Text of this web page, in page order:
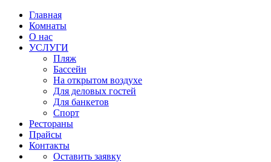
Главная
Комнаты
О нас
УСЛУГИ
Пляж
Бассейн
На открытом воздухе
Для деловых гостей
Для банкетов
Спорт
Рестораны
Прайсы
Контакты
Оставить заявку